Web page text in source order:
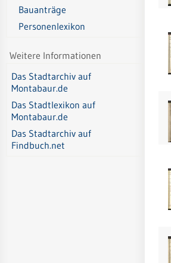
Bauanträge
Personenlexikon
Weitere Informationen
Das Stadtarchiv auf
Montabaur.de
Das Stadtlexikon auf
Montabaur.de
Das Stadtarchiv auf
Findbuch.net